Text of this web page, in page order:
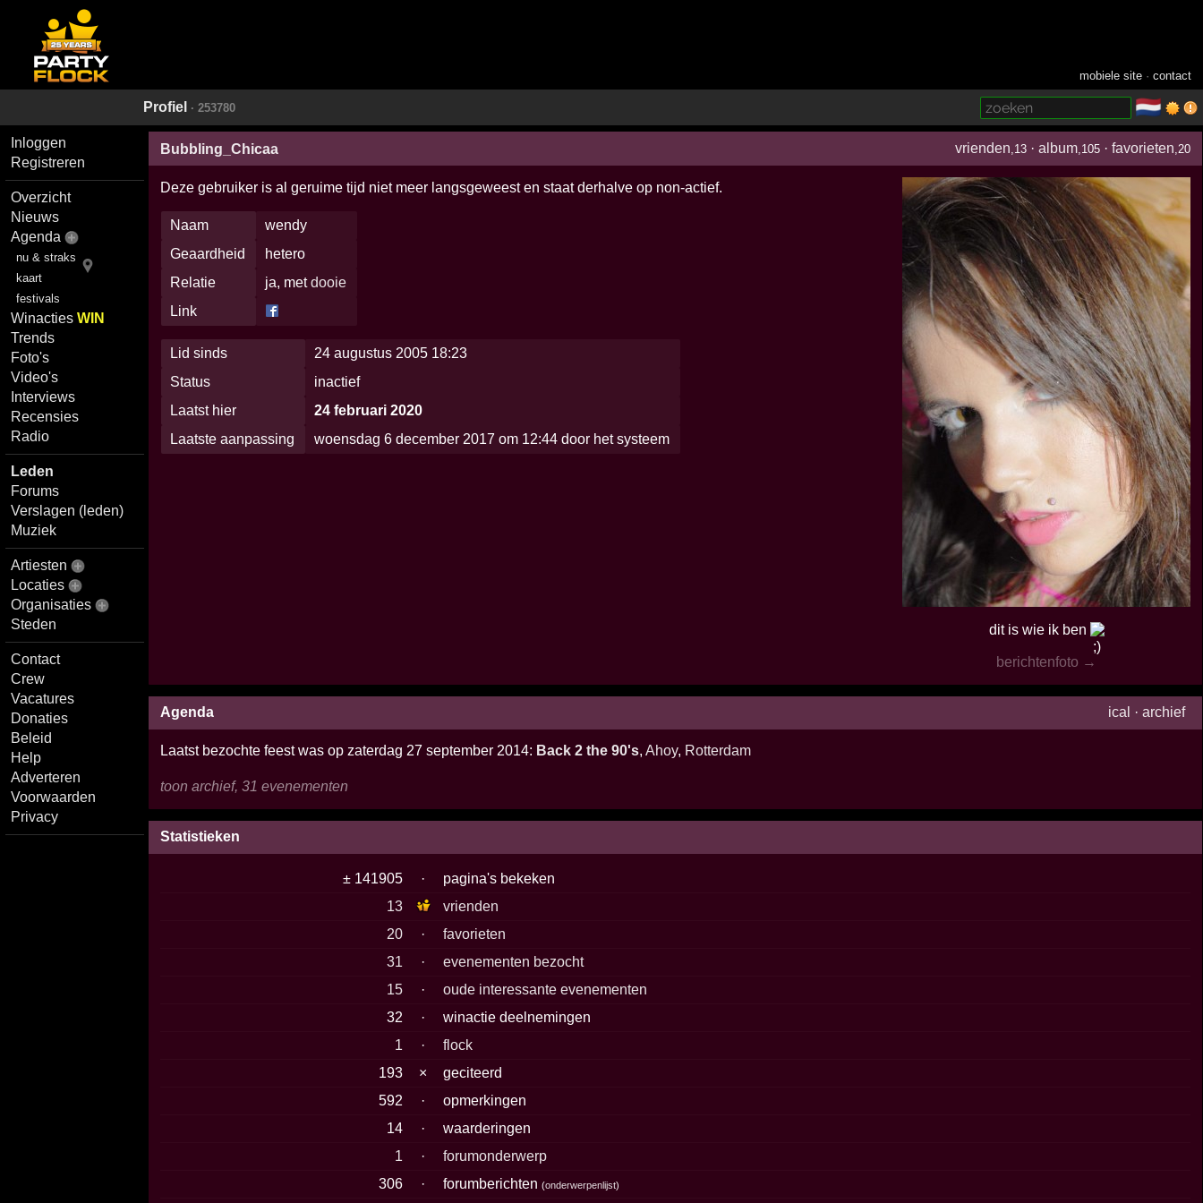
mobiele site ·contact
Profiel · 253780 🇳🇱
Inloggen
Registreren
Overzicht
Nieuws
Agenda
nu & straks
kaart
festivals
WinactiesWIN
Trends
Foto's
Video's
Interviews
Recensies
Radio
Leden
Forums
Verslagen (leden)
Muziek
Artiesten
Locaties
Organisaties
Steden
Contact
Crew
Vacatures
Donaties
Beleid
Help
Adverteren
Voorwaarden
Privacy
Bubbling_Chicaa vrienden ,13 ·album ,105 ·favorieten ,20
dit is wie ik ben
berichtenfoto →
Deze gebruiker is al geruime tijd niet meer langsgeweest en staat derhalve op non-actief.
Naam
wendy
Geaardheid
hetero
Relatie
ja, metdooie
Link
Lid sinds
24 augustus 2005 18:23
Status
inactief
Laatst hier
24 februari 2020
Laatste aanpassing
woensdag 6 december 2017 om 12:44 door het systeem
Agenda ical · archief
Laatst bezochte feest was op zaterdag 27 september 2014: Back 2 the 90's, Ahoy, Rotterdam
toon archief, 31 evenementen
Statistieken
± 141905 ·
pagina's bekeken
13
vrienden
20
·
favorieten
31
·
evenementen bezocht
15
·
oude interessante evenementen
32
·
winactie deelnemingen
1
·
flock
193
×
geciteerd
592
·
opmerkingen
14
·
waarderingen
1
·
forumonderwerp
306
· forumberichten(onderwerpenlijst)